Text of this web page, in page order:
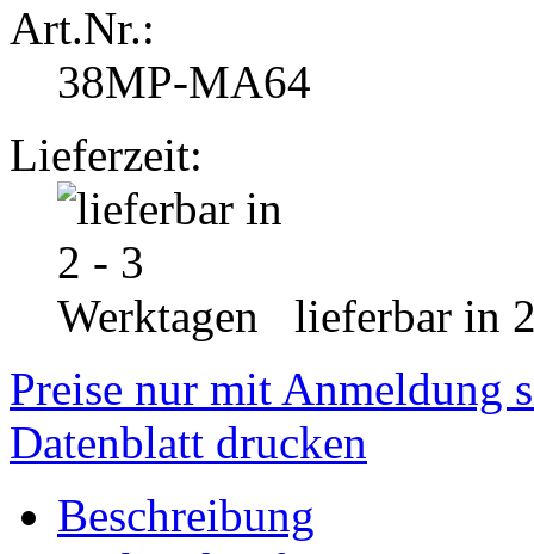
Art.Nr.:
38MP-MA64
Lieferzeit:
lieferbar in
Preise nur mit Anmeldung
Datenblatt drucken
Beschreibung